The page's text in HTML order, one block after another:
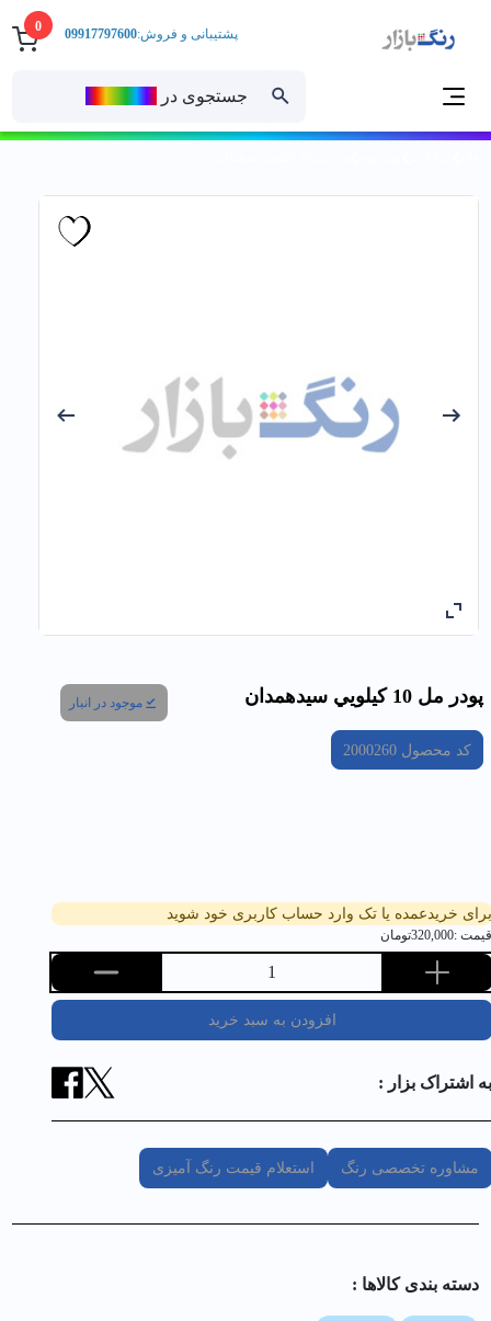
0
جستجوی در
پشتیبانی و فروش:09917797600
پودر مل 10 كيلويي سيدهمدان موجود در انبار
کد محصول2000260
برای خریدعمده یا تک وارد حساب کاربری خود شوید
قیمت :320,000تومان
1
افزودن به سبد خرید
به اشتراک بزار :
مشاوره تخصصی رنگ استعلام قیمت رنگ آمیزی
دسته بندی کالا‌ها :